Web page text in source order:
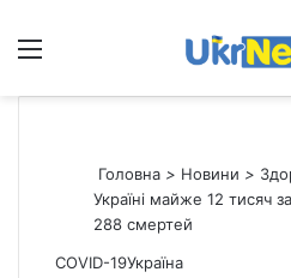
Меню
Головна > Новини >
Україні майже 12 тисяч
288 смертей
СOVID-19Україна